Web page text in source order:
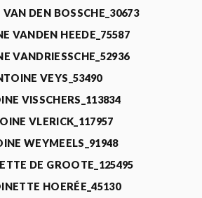
DEN BOSSCHE_30673
VANDEN HEEDE_75587
VANDRIESSCHE_52936
VEYS_53490
VISSCHERS_113834
VLERICK_117957
WEYMEELS_91948
DE GROOTE_125495
HOERÉE_45130